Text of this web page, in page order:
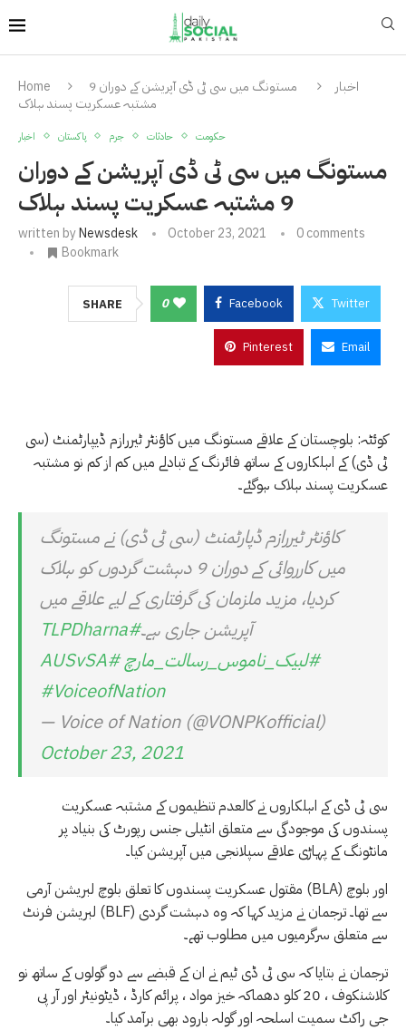
Home اخبار
مستونگ میں سی ٹی ڈی آپریشن کے دوران 9
مشتبہ عسکریت پسند ہلاک
اخبار پاکستان جرم حادثات حکومت
مستونگ میں سی ٹی ڈی آپریشن کے دوران
9 مشتبہ عسکریت پسند ہلاک
written byNewsdesk October 23, 2021
0 comments
Bookmark
SHARE 0 Facebook Twitter
Pinterest Email
کوئٹہ: بلوچستان کے علاقے مستونگ میں کاؤنٹر ٹیررازم ڈیپارٹمنٹ (سی
ٹی ڈی) کے اہلکاروں کے ساتھ فائرنگ کے تبادلے میں کم از کم نو مشتبہ
عسکریت پسند ہلاک ہوگئے۔
کاؤنٹر ٹیررازم ڈپارٹمنٹ (سی ٹی ڈی) نے مستونگ
میں کارروائی کے دوران 9 دہشت گردوں کو ہلاک
کردیا، مزید ملزمان کی گرفتاری کے لیے علاقے میں
آپریشن جاری ہے۔#TLPDharna
#لبیک_ناموس_رسالت_مارچ#AUSvSA
#VoiceofNation
— Voice of Nation (@VONPKofficial)
October 23, 2021
سی ٹی ڈی کے اہلکاروں نے کالعدم تنظیموں کے مشتبہ عسکریت
پسندوں کی موجودگی سے متعلق انٹیلی جنس رپورٹ کی بنیاد پر
مانٹونگ کے پہاڑی علاقے سپلانجی میں آپریشن کیا۔
مقتول عسکریت پسندوں کا تعلق بلوچ لبریشن آرمی (BLA) اور بلوچ
لبریشن فرنٹ (BLF) سے تھا۔ ترجمان نے مزید کہا کہ وہ دہشت گردی
سے متعلق سرگرمیوں میں مطلوب تھے۔
ترجمان نے بتایا کہ سی ٹی ڈی ٹیم نے ان کے قبضے سے دو گولوں کے ساتھ نو
کلاشنکوف ، 20 کلو دھماکہ خیز مواد ، پرائم کارڈ ، ڈیٹونیٹر اور آر پی
جی راکٹ سمیت اسلحہ اور گولہ بارود بھی برآمد کیا۔